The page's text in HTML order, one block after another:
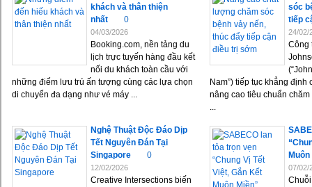
khách và thân thiện
nhất
0
04/03/2026
Booking.com, nền tảng du
lịch trực tuyến hàng đầu kết
nối du khách toàn cầu với
những điểm lưu trú ấn tượng cùng các lựa chọn
di chuyển đa dạng như vé máy ...
sóc
tiếp
24/02/
Công
Nam”) tiếp tục khẳng định
nâng cao tiêu chuẩn
...
Nghệ Thuật Độc Đáo Dịp
Tết Nguyên Đán Tại
Singapore
0
12/02/2026
Creative Intersections biến
07/02/